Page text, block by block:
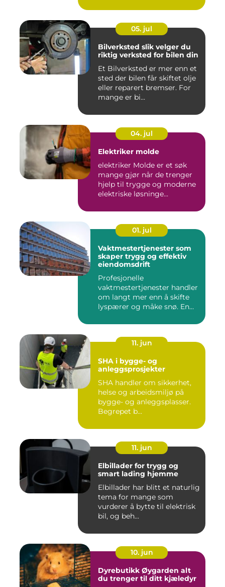
05. jul
Bilverksted slik velger du
riktig verksted for bilen din
Et Bilverksted er mer enn et
sted der bilen får skiftet olje
eller reparert bremser. For
mange er bi...
04. jul
Elektriker molde
elektriker Molde er et søk
mange gjør når de trenger
hjelp til trygge og moderne
elektriske løsninge...
01. jul
Vaktmestertjenester som
skaper trygg og effektiv
eiendomsdrift
Profesjonelle
vaktmestertjenester handler
om langt mer enn å skifte
lyspærer og måke snø. En
11. jun
SHA i bygge- og
anleggsprosjekter
SHA handler om sikkerhet,
helse og arbeidsmiljø på
bygge- og anleggsplasser.
Begrepet b...
11. jun
Elbillader for trygg og
smart lading hjemme
Elbillader har blitt et naturlig
tema for mange som
vurderer å bytte til elektrisk
bil, og beh...
10. jun
Dyrebutikk Øygarden alt
du trenger til ditt kjæledyr